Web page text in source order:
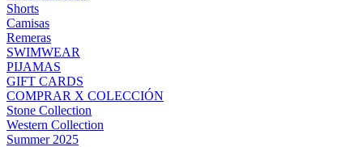
Shorts
Camisas
Remeras
SWIMWEAR
PIJAMAS
GIFT CARDS
COMPRAR X COLECCIÓN
Stone Collection
Western Collection
Summer 2025